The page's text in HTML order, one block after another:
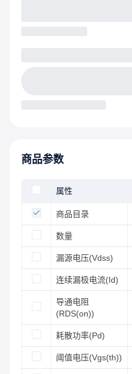
商品参数
属性
商品目录
数量
漏源电压(Vdss)
连续漏极电流(Id)
导通电阻
(RDS(on))
耗散功率(Pd)
阈值电压(Vgs(th))